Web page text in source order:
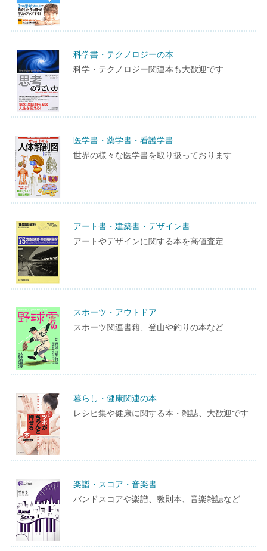
科学書・テクノロジーの本
科学・テクノロジー関連本も大歓迎です
医学書・薬学書・看護学書
世界の様々な医学書を取り扱っております
アート書・建築書・デザイン書
アートやデザインに関する本を高値査定
スポーツ・アウトドア
スポーツ関連書籍、登山や釣りの本など
暮らし・健康関連の本
レシピ集や健康に関する本・雑誌、大歓迎です
楽譜・スコア・音楽書
バンドスコアや楽譜、教則本、音楽雑誌など